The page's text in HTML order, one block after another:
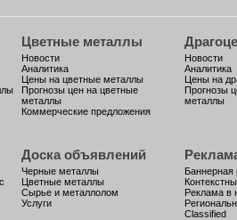
Цветные металлы
Новости
Аналитика
Цены на цветные металлы
Прогнозы цен на цветные
металлы
Коммерческие предложения
Новости
Аналитика
Цены на
Прогнозы
металлы
Доска объявлений
Черные металлы
Цветные металлы
Сырье и металлолом
Услуги
Баннерная
Реклама в
Classified